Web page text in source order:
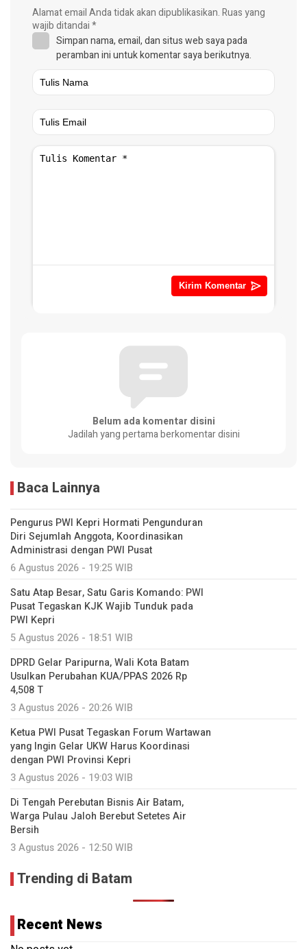
Alamat email Anda tidak akan dipublikasikan.Ruas yang
wajib ditandai*
Simpan nama, email, dan situs web saya pada
peramban ini untuk komentar saya berikutnya.
Belum ada komentar disini
Jadilah yang pertama berkomentar disini
Baca Lainnya
Pengurus PWI Kepri Hormati Pengunduran
Diri Sejumlah Anggota, Koordinasikan
Administrasi dengan PWI Pusat
6 Agustus 2026 - 19:25 WIB
Satu Atap Besar, Satu Garis Komando: PWI
Pusat Tegaskan KJK Wajib Tunduk pada
PWI Kepri
5 Agustus 2026 - 18:51 WIB
DPRD Gelar Paripurna, Wali Kota Batam
Usulkan Perubahan KUA/PPAS 2026 Rp
4,508 T
3 Agustus 2026 - 20:26 WIB
Ketua PWI Pusat Tegaskan Forum Wartawan
yang Ingin Gelar UKW Harus Koordinasi
dengan PWI Provinsi Kepri
3 Agustus 2026 - 19:03 WIB
Di Tengah Perebutan Bisnis Air Batam,
Warga Pulau Jaloh Berebut Setetes Air
Bersih
3 Agustus 2026 - 12:50 WIB
Trending di Batam
Recent News